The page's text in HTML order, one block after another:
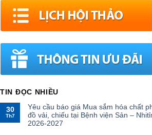
TIN ĐỌC NHIỀU
30
Th7
Yêu cầu báo giá Mua sắm hóa chất
đồ vải, chiếu tại Bệnh viện Sản –
2026-2027